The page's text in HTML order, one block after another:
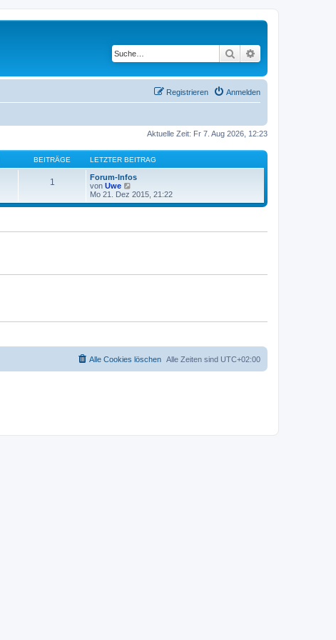
Suche
Anmelden
Registrieren
Aktuelle Zeit: Fr 7. Aug 2026, 12:23
BEITRÄGE LETZTER BEITRAG
1
Forum-Infos
von Uwe
e
u
Mo 21. Dez 2015, 21:22
Alle Zeiten sind UTC+02:00
Alle Cookies löschen